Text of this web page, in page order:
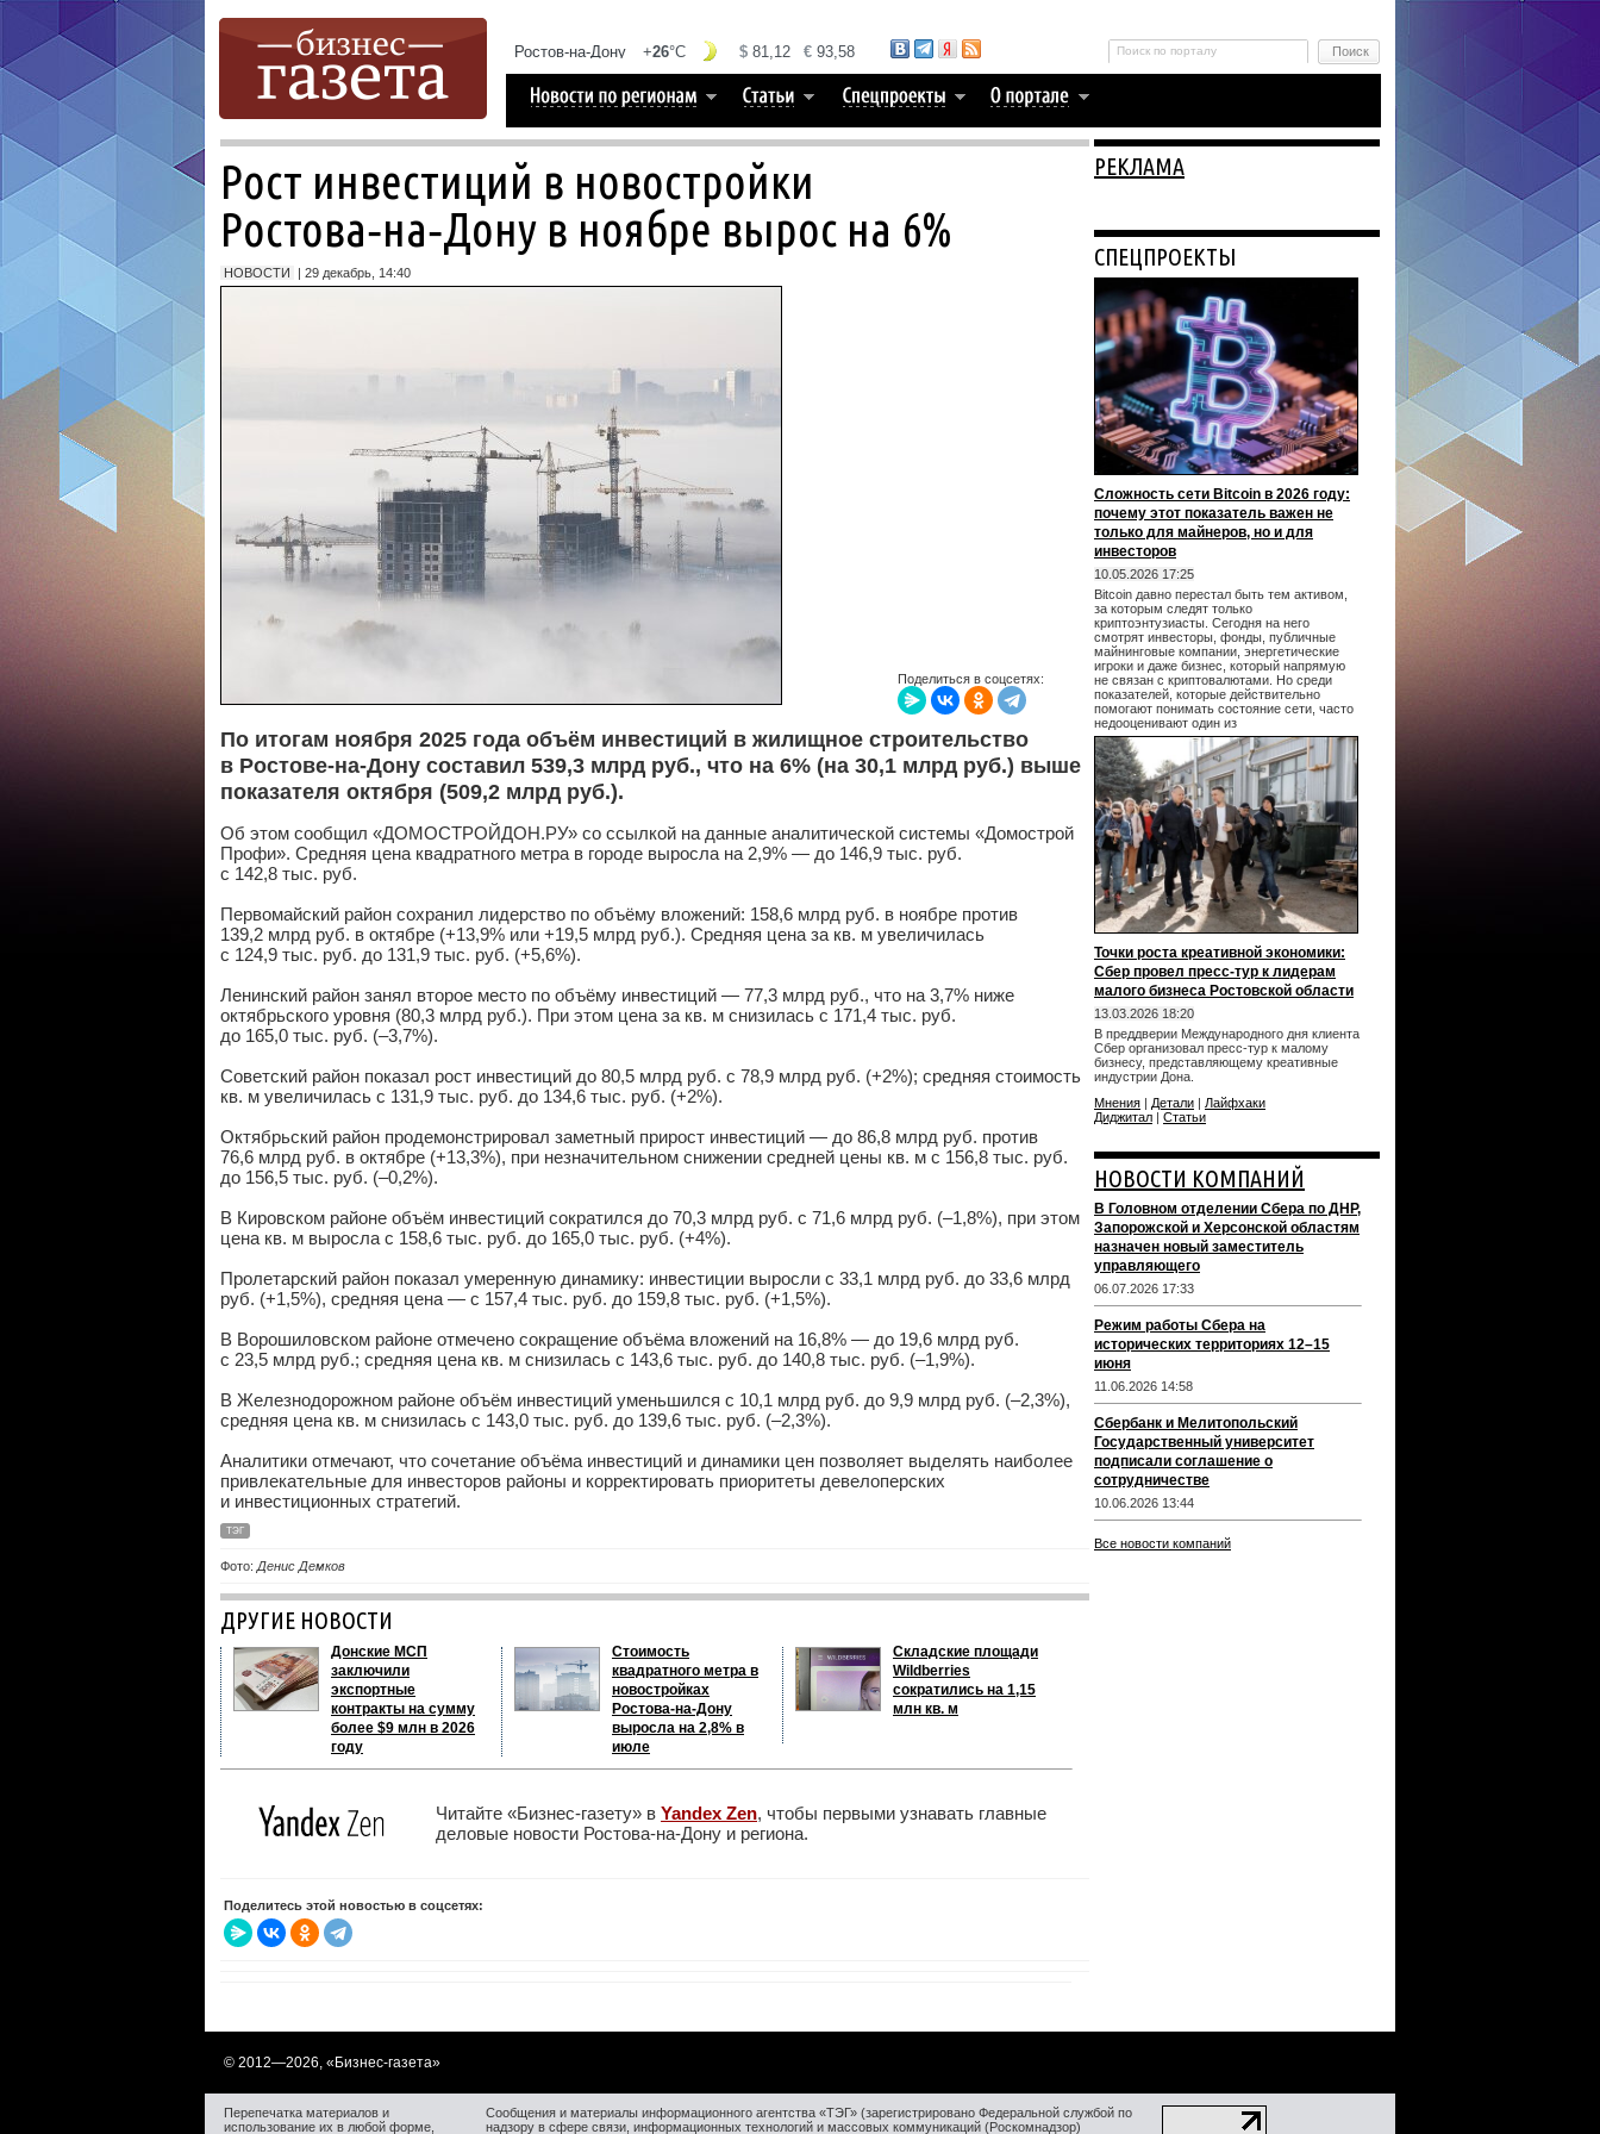
Рост инвестиций в новостройки
Ростова‑на‑Дону в ноябре вырос на 6%
НОВОСТИ | 29 декабрь, 14:40
Поделиться в соцсетях:
По итогам ноября 2025 года объём инвестиций в жилищное строительство
в Ростове‑на‑Дону составил 539,3 млрд руб., что на 6% (на 30,1 млрд руб.) выше
показателя октября (509,2 млрд руб.).
Об этом сообщил «ДОМОСТРОЙДОН.РУ» со ссылкой на данные аналитической системы «Домострой
Профи». Средняя цена квадратного метра в городе выросла на 2,9% — до 146,9 тыс. руб.
с 142,8 тыс. руб.
Первомайский район сохранил лидерство по объёму вложений: 158,6 млрд руб. в ноябре против
139,2 млрд руб. в октябре (+13,9% или +19,5 млрд руб.). Средняя цена за кв. м увеличилась
с 124,9 тыс. руб. до 131,9 тыс. руб. (+5,6%).
Ленинский район занял второе место по объёму инвестиций — 77,3 млрд руб., что на 3,7% ниже
октябрьского уровня (80,3 млрд руб.). При этом цена за кв. м снизилась с 171,4 тыс. руб.
до 165,0 тыс. руб. (–3,7%).
Советский район показал рост инвестиций до 80,5 млрд руб. с 78,9 млрд руб. (+2%); средняя стоимость
кв. м увеличилась с 131,9 тыс. руб. до 134,6 тыс. руб. (+2%).
Октябрьский район продемонстрировал заметный прирост инвестиций — до 86,8 млрд руб. против
76,6 млрд руб. в октябре (+13,3%), при незначительном снижении средней цены кв. м с 156,8 тыс. руб.
до 156,5 тыс. руб. (–0,2%).
В Кировском районе объём инвестиций сократился до 70,3 млрд руб. с 71,6 млрд руб. (–1,8%), при этом
цена кв. м выросла с 158,6 тыс. руб. до 165,0 тыс. руб. (+4%).
Пролетарский район показал умеренную динамику: инвестиции выросли с 33,1 млрд руб. до 33,6 млрд
руб. (+1,5%), средняя цена — с 157,4 тыс. руб. до 159,8 тыс. руб. (+1,5%).
В Ворошиловском районе отмечено сокращение объёма вложений на 16,8% — до 19,6 млрд руб.
с 23,5 млрд руб.; средняя цена кв. м снизилась с 143,6 тыс. руб. до 140,8 тыс. руб. (–1,9%).
В Железнодорожном районе объём инвестиций уменьшился с 10,1 млрд руб. до 9,9 млрд руб. (–2,3%),
средняя цена кв. м снизилась с 143,0 тыс. руб. до 139,6 тыс. руб. (–2,3%).
Аналитики отмечают, что сочетание объёма инвестиций и динамики цен позволяет выделять наиболее
привлекательные для инвесторов районы и корректировать приоритеты девелоперских
и инвестиционных стратегий.
ТЭГ
Фото: Денис Демков
ДРУГИЕ НОВОСТИ
Донские МСП
заключили
экспортные
контракты на сумму
более $9 млн в 2026
году
Стоимость
квадратного метра в
новостройках
Ростова-на-Дону
выросла на 2,8% в
июле
Складские площади
Wildberries
сократились на 1,15
млн кв. м
Читайте «Бизнес-газету» в Yandex Zen, чтобы первыми узнавать главные
деловые новости Ростова-на-Дону и региона.
Поделитесь этой новостью в соцсетях:
РЕКЛАМА
СПЕЦПРОЕКТЫ
Сложность сети Bitcoin в 2026 году:
почему этот показатель важен не
только для майнеров, но и для
инвесторов
10.05.2026 17:25
Bitcoin давно перестал быть тем активом,
за которым следят только
криптоэнтузиасты. Сегодня на него
смотрят инвесторы, фонды, публичные
майнинговые компании, энергетические
игроки и даже бизнес, который напрямую
не связан с криптовалютами. Но среди
показателей, которые действительно
помогают понимать состояние сети, часто
недооценивают один из
Точки роста креативной экономики:
Сбер провел пресс-тур к лидерам
малого бизнеса Ростовской области
13.03.2026 18:20
В преддверии Международного дня клиента
Сбер организовал пресс-тур к малому
бизнесу, представляющему креативные
индустрии Дона.
Мнения | Детали | Лайфхаки
Диджитал | Статьи
НОВОСТИ КОМПАНИЙ
В Головном отделении Сбера по ДНР,
Запорожской и Херсонской областям
назначен новый заместитель
управляющего
06.07.2026 17:33
Режим работы Сбера на
исторических территориях 12–15
июня
11.06.2026 14:58
Сбербанк и Мелитопольский
Государственный университет
подписали соглашение о
сотрудничестве
10.06.2026 13:44
Все новости компаний
© 2012—2026, «Бизнес-газета»
Перепечатка материалов и
использование их в любой форме,
Сообщения и материалы информационного агентства «ТЭГ» (зарегистрировано Федеральной службой по
надзору в сфере связи, информационных технологий и массовых коммуникаций (Роскомнадзор)